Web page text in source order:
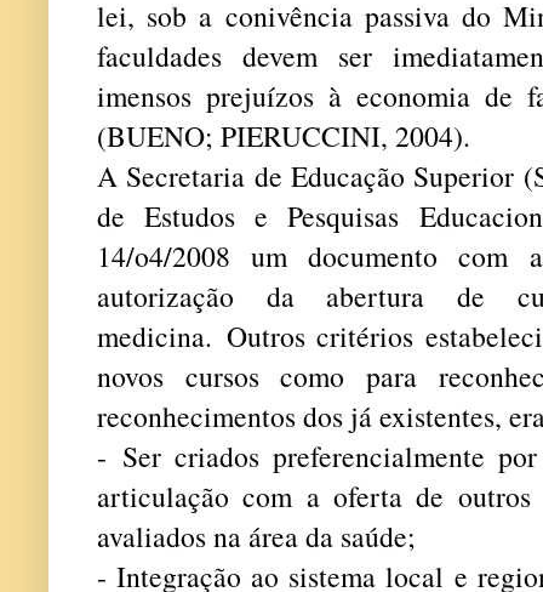
lei, sob a conivência passiva do
faculdades devem ser
imensos prejuízos à economia de
(BUENO; PIERUCCINI, 2004).
A Secretaria de Educação Superior
de Estudos e Pesquisas
14/o4/2008 um documento
autorização da abertura de
medicina. Outros critérios
novos cursos como para
reconhecimentos dos já existentes,
- Ser criados preferencialmente
articulação com a oferta de outros
avaliados na área da saúde;
- Integração ao sistema local e